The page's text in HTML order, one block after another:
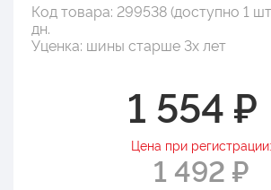
Код товара: 299538 (доступно 1
дн.
Уценка: шины старше 3х лет
1 554 ₽
Цена при регистрации:
1 492 ₽